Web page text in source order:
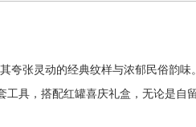
张灵动的经典纹样与浓郁民俗韵
具，搭配红罐喜庆礼盒，无论是自